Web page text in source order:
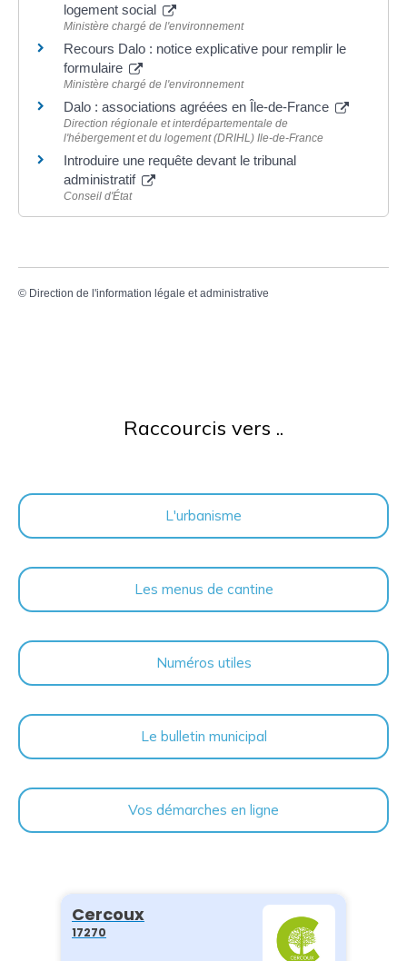
logement social
Ministère chargé de l'environnement
Recours Dalo : notice explicative pour remplir le
formulaire
Ministère chargé de l'environnement
Dalo : associations agréées en Île-de-France
Direction régionale et interdépartementale de
l'hébergement et du logement (DRIHL) Ile-de-France
Introduire une requête devant le tribunal
administratif
Conseil d'État
© Direction de l'information légale et administrative
Raccourcis vers ..
L'urbanisme
Les menus de cantine
Numéros utiles
Le bulletin municipal
Vos démarches en ligne